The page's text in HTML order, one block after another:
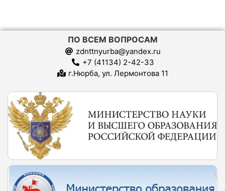
ПО ВСЕМ ВОПРОСАМ
zdnttnyurba@yandex.ru
+7 (41134) 2-42-33
г.Нюрба, ул. Лермонтова 11